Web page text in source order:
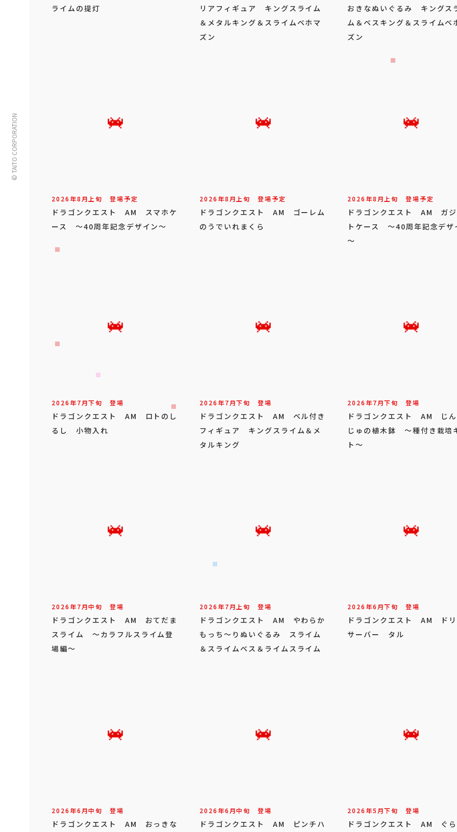
© TAITO CORPORATION
ライムの提灯
リアフィギュア キングスライム
＆メタルキング＆スライムベホマ
ズン
おきなぬいぐるみ キングス
ム＆ベスキング＆スライムベ
ズン
2026年8月上旬 登場予定
ドラゴンクエスト AM スマホケ
ース ～40周年記念デザイン～
2026年8月上旬 登場予定
ドラゴンクエスト AM ゴーレム
のうでいれまくら
2026年8月上旬 登場予定
ドラゴンクエスト AM ガジ
トケース ～40周年記念デザ
～
2026年7月下旬 登場
ドラゴンクエスト AM ロトのし
るし 小物入れ
2026年7月下旬 登場
ドラゴンクエスト AM ベル付き
フィギュア キングスライム＆メ
タルキング
2026年7月下旬 登場
ドラゴンクエスト AM じん
じゅの植木鉢 ～種付き栽培
ト～
2026年7月中旬 登場
ドラゴンクエスト AM おてだま
スライム ～カラフルスライム登
場編～
2026年7月上旬 登場
ドラゴンクエスト AM やわらか
もっち～りぬいぐるみ スライム
＆スライムベス＆ライムスライム
2026年6月下旬 登場
ドラゴンクエスト AM ドリ
サーバー タル
2026年6月中旬 登場
ドラゴンクエスト AM おっきな
2026年6月中旬 登場
ドラゴンクエスト AM ピンチハ
2026年5月下旬 登場
ドラゴンクエスト AM ぐら